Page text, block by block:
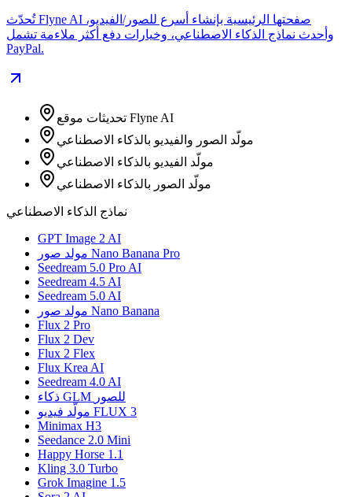
تُحدّث Flyne AI صفحتها الرئيسية بإنشاء أسرع للصور/الفيديو،
وأحدث نماذج الذكاء الاصطناعي، وخيارات دفع أكثر ملاءمة تشمل
PayPal.
تحديثات موقع Flyne AI
مولّد الصور والفيديو بالذكاء الاصطناعي
مولّد الفيديو بالذكاء الاصطناعي
مولّد الصور بالذكاء الاصطناعي
نماذج الذكاء الاصطناعي
GPT Image 2 AI
مولد صور Nano Banana Pro
Seedream 5.0 Pro AI
Seedream 4.5 AI
Seedream 5.0 AI
مولد صور Nano Banana
Flux 2 Pro
Flux 2 Dev
Flux 2 Flex
Flux Krea AI
Seedream 4.0 AI
ذكاء GLM للصور
مولّد فيديو FLUX 3
Minimax H3
Seedance 2.0 Mini
Happy Horse 1.1
Kling 3.0 Turbo
Grok Imagine 1.5